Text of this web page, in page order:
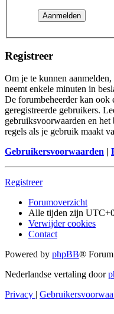
Registreer
Om je te kunnen
neemt enkele minuten in
De forumbeheerder kan ook
geregistreerde gebruikers.
gebruiksvoorwaarden en
regels als je gebruik maakt
Gebruikersvoorwaarden |
Registreer
Forumoverzicht
Alle tijden zijn
Verwijder cookies
Contact
Powered by phpBB®
Nederlandse vertaling door
Privacy |